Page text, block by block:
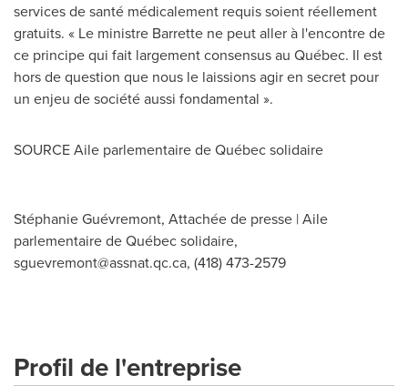
services de santé médicalement requis soient réellement
gratuits. « Le ministre Barrette ne peut aller à l'encontre de
ce principe qui fait largement consensus au Québec. Il est
hors de question que nous le laissions agir en secret pour
un enjeu de société aussi fondamental ».
SOURCE Aile parlementaire de Québec solidaire
Stéphanie Guévremont, Attachée de presse | Aile
parlementaire de Québec solidaire,
sguevremont@assnat.qc.ca, (418) 473-2579
Profil de l'entreprise